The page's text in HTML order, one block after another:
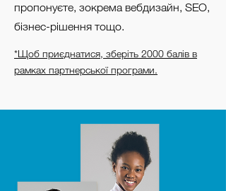
пропонуєте, зокрема вебдизайн, SEO,
бізнес-рішення тощо.
*Щоб приєднатися, зберіть 2000 балів в
рамках партнерської програми.